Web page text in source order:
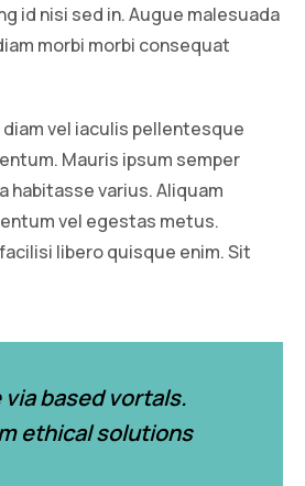
id nisi sed in. Augue malesuada
morbi morbi consequat
vel iaculis pellentesque
Mauris ipsum semper
habitasse varius. Aliquam
vel egestas metus.
libero quisque enim. Sit
based vortals.
ethical solutions